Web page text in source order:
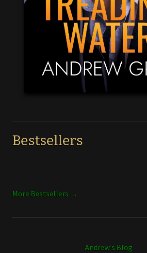
Bestsellers
More Bestsellers →
Andrew's Blog